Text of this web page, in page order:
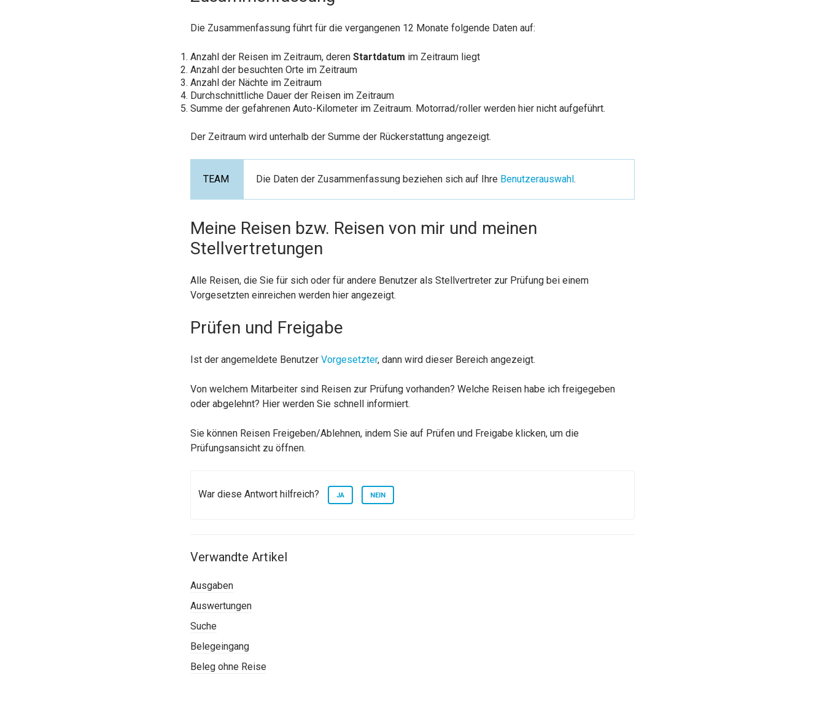
Die Zusammenfassung führt für die vergangenen 12 Monate folgende Daten auf:
Anzahl der Reisen im Zeitraum, derenStartdatum im Zeitraum liegt
Anzahl der besuchten Orte im Zeitraum
Anzahl der Nächte im Zeitraum
Durchschnittliche Dauer der Reisen im Zeitraum
Summe der gefahrenen Auto-Kilometer im Zeitraum. Motorrad/roller werden hier nicht aufgeführt.
Der Zeitraum wird unterhalb der Summe der Rückerstattung angezeigt.
Die Daten der Zusammenfassung beziehen sich auf Ihre Benutzerauswahl.
Meine Reisen bzw. Reisen von mir und meinen
Stellvertretungen
Alle Reisen, die Sie für sich oder für andere Benutzer als Stellvertreter zur Prüfung bei einem
Vorgesetzten einreichen werden hier angezeigt.
Prüfen und Freigabe
Ist der angemeldete BenutzerVorgesetzter, dann wird dieser Bereich angezeigt.
Von welchem Mitarbeiter sind Reisen zur Prüfung vorhanden? Welche Reisen habe ich freigegeben
oder abgelehnt? Hier werden Sie schnell informiert.
Sie können Reisen Freigeben/Ablehnen, indem Sie auf Prüfen und Freigabe klicken, um die
Prüfungsansicht zu öffnen.
War diese Antwort hilfreich? JA NEIN
Verwandte Artikel
Ausgaben
Auswertungen
Suche
Belegeingang
Beleg ohne Reise